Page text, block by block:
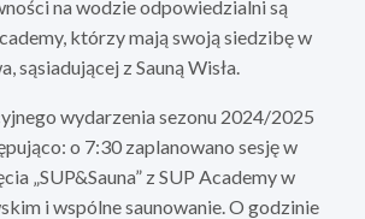
na wodzie odpowiedzialni są
którzy mają swoją siedzibę w
sąsiadującej z Sauną Wisła.
wydarzenia sezonu 2024/2025
o 7:30 zaplanowano sesję w
„SUP&Sauna” z SUP Academy w
i wspólne saunowanie. O godzinie